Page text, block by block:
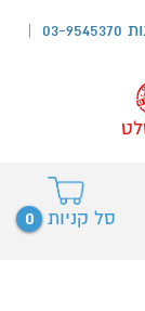
סל קניות 0